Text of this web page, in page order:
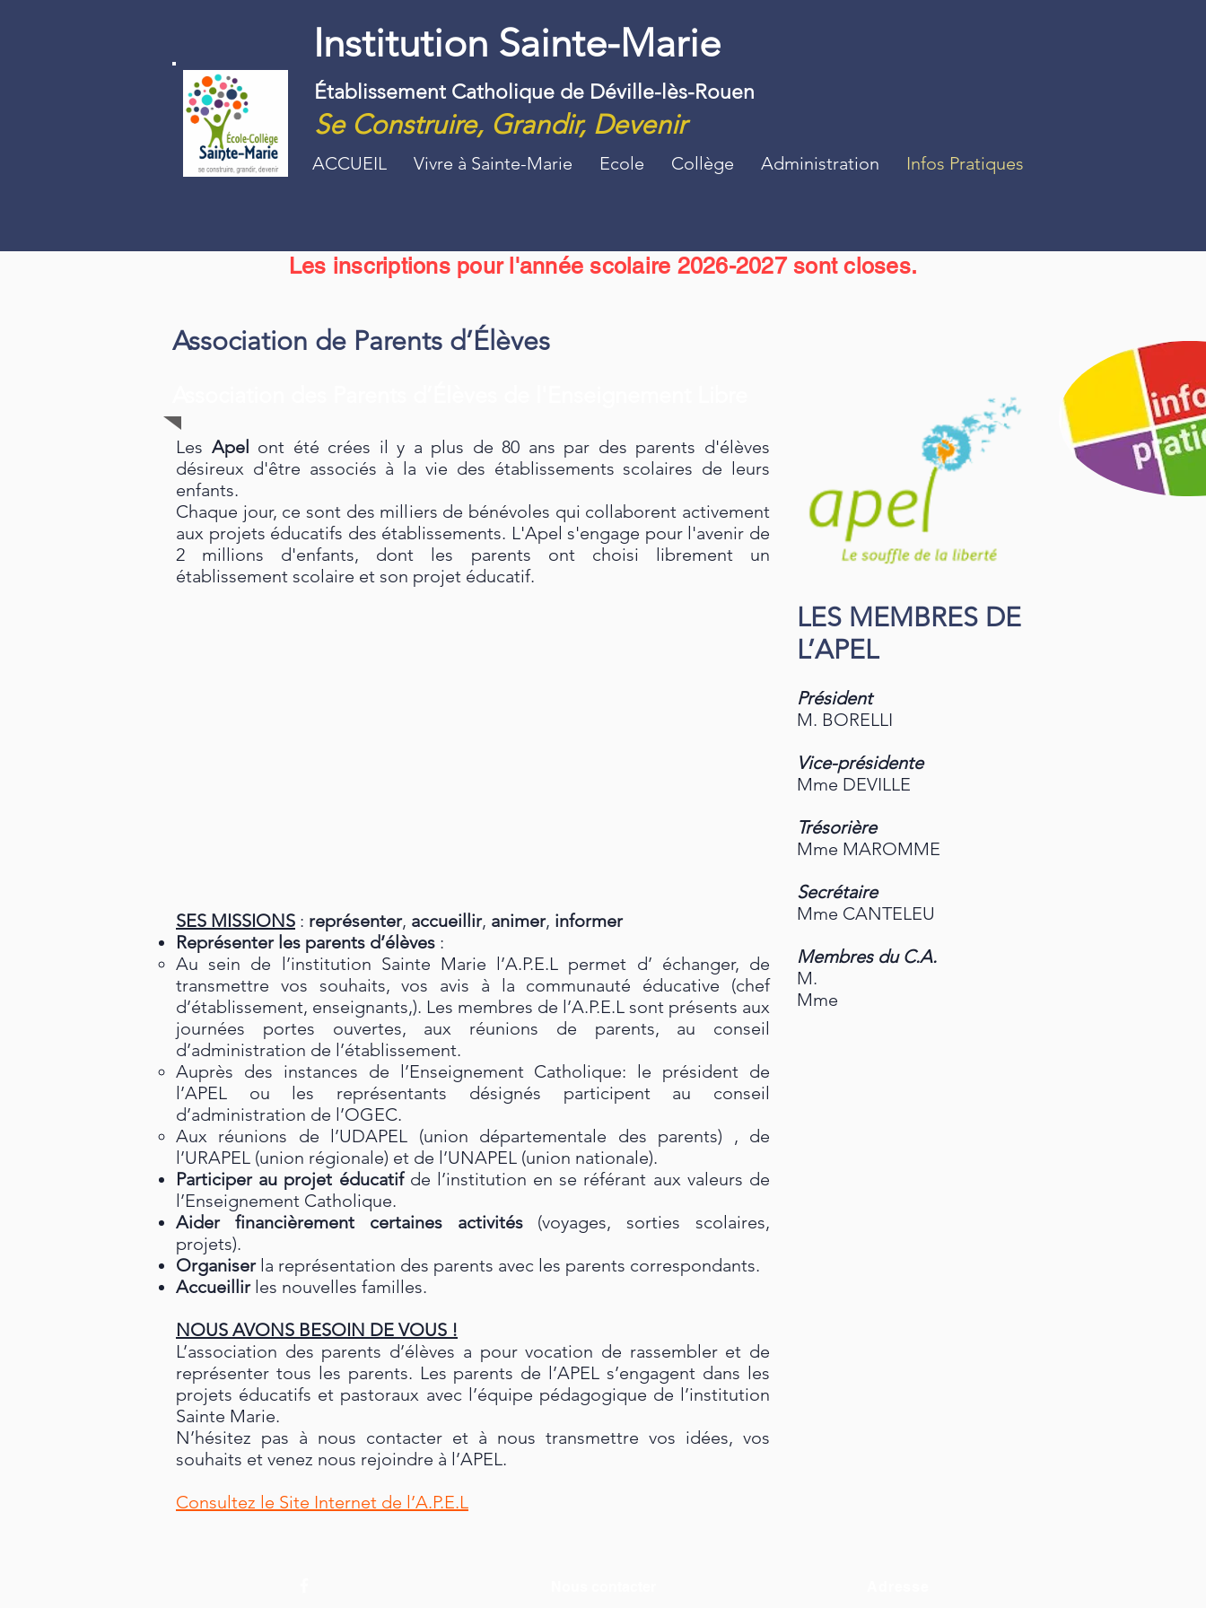
Institution Sainte-Marie
Établissement Catholique de Déville-lès-Rouen
Se Construire, Grandir, Devenir
ACCUEIL Vivre à Sainte-Marie Ecole Collège Administration Infos Pratiques
Les inscriptions pour l'année scolaire 2026-2027 sont closes.
Association de Parents d’Élèves
Les Apel ont été crées il y a plus de 80 ans par des parents d'élèves
désireux d'être associés à la vie des établissements scolaires de leurs
enfants.
Chaque jour, ce sont des milliers de bénévoles qui collaborent activement
aux projets éducatifs des établissements. L'Apel s'engage pour l'avenir de
2 millions d'enfants, dont les parents ont choisi librement un
établissement scolaire et son projet éducatif.
SES MISSIONS : représenter, accueillir, animer, informer
Représenter les parents d’élèves :
Au sein de l’institution Sainte Marie l’A.P.E.L permet d’ échanger, de
transmettre vos souhaits, vos avis à la communauté éducative (chef
d’établissement, enseignants,). Les membres de l’A.P.E.L sont présents aux
journées portes ouvertes, aux réunions de parents, au conseil
d’administration de l’établissement.
Auprès des instances de l’Enseignement Catholique: le président de
l’APEL ou les représentants désignés participent au conseil
d’administration de l’OGEC.
Aux réunions de l’UDAPEL (union départementale des parents) , de
l’URAPEL (union régionale) et de l’UNAPEL (union nationale).
Participer au projet éducatifde l’institution en se référant aux valeurs de
l’Enseignement Catholique.
Aider financièrement certaines activités(voyages, sorties scolaires,
projets).
Organiser la représentation des parents avec les parents correspondants.
Accueillir les nouvelles familles.
NOUS AVONS BESOIN DE VOUS !
L’association des parents d’élèves a pour vocation de rassembler et de
représenter tous les parents. Les parents de l’APEL s’engagent dans les
projets éducatifs et pastoraux avec l’équipe pédagogique de l’institution
Sainte Marie.
N’hésitez pas à nous contacter et à nous transmettre vos idées, vos
souhaits et venez nous rejoindre à l’APEL.
Consultez le Site Internet de l’A.P.E.L
LES MEMBRES DE
L’APEL
Président
M. BORELLI
Vice-présidente
Mme DEVILLE
Trésorière
Mme MAROMME
Secrétaire
Mme CANTELEU
Membres du C.A.
M.
Mme